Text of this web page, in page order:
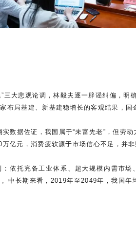
大悲观论调，林毅夫逐一辟谣纠偏，
布局基建、新基建稳增长的客观结果，
数据佐证，我国属于“未富先老”，但
亿元，消费疲软源于市场信心不足，并
依托完备工业体系、超大规模内需市
中长期来看，2019年至2049年，我国